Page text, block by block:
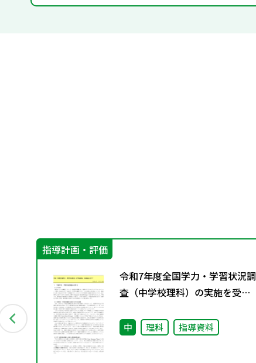
指導計画・評価
令和7年度全国学力・学習状況調
査（中学校理科）の実施を受け
中 理科 指導資料